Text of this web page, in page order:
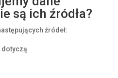
są ich źródła?
źródeł:
dotyczą